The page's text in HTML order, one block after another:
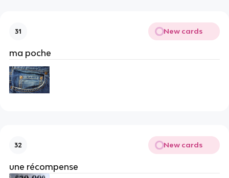
31 New cards
ma poche
32 New cards
une récompense